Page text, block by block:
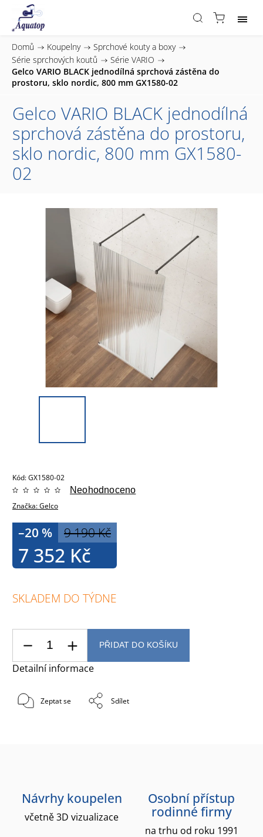
Domů / Koupelny / Sprchové kouty a boxy /
Série sprchových koutů / Série VARIO /
Gelco VARIO BLACK jednodílná sprchová zástěna do
prostoru, sklo nordic, 800 mm GX1580-02
Gelco VARIO BLACK jednodílná
sprchová zástěna do prostoru,
sklo nordic, 800 mm GX1580-
02
Kód:GX1580-02
Značka:Gelco
Neohodnoceno
9 190 Kč
–20 %
7 352 Kč
SKLADEM DO TÝDNE
PŘIDAT DO KOŠÍKU
Detailní informace
Zeptat se Sdílet
Návrhy koupelen
včetně 3D vizualizace
Osobní přístup
rodinné firmy
na trhu od roku 1991